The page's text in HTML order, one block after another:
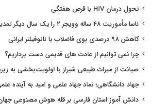
تحول درمان HIV با قرص هفتگی
ناسا مأموریت ۴۸ ساله وویجر ۲ را یک سال دیگر تمدید کرد
کاهش ۹۸ درصدی بوی فاضلاب با نانوفیلتر ایرانی
چرا نمی توانیم از عادت های قدیمی دست برداریم؟
صیانت از میراث طبیعی شیراز با اولویت‌بخشی به
جهاد دانشگاهی؛ نماد جهاد علمی و امید به آینده
دانش آموز استان فارسی بر قله هوش مصنوعی